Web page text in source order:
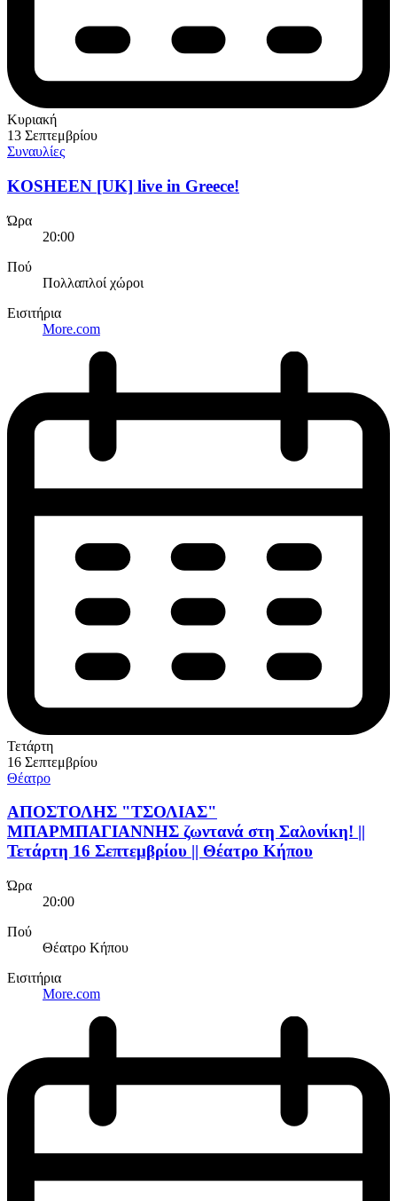
Κυριακή
13 Σεπτεμβρίου
Συναυλίες
KOSHEEN [UK] live in Greece!
Ώρα
20:00
Πού
Πολλαπλοί χώροι
Εισιτήρια
More.com
Τετάρτη
16 Σεπτεμβρίου
Θέατρο
ΑΠΟΣΤΟΛΗΣ "ΤΣΟΛΙΑΣ"
ΜΠΑΡΜΠΑΓΙΑΝΝΗΣ ζωντανά στη Σαλονίκη! ||
Τετάρτη 16 Σεπτεμβρίου || Θέατρο Κήπου
Ώρα
20:00
Πού
Θέατρο Κήπου
Εισιτήρια
More.com